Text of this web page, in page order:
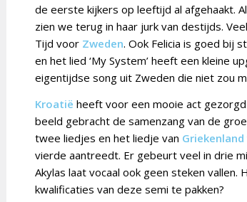
de eerste kijkers op leeftijd al afgehaakt.
zien we terug in haar jurk van destijds.
Tijd voor Zweden. Ook Felicia is goed bij
en het lied ‘My System’ heeft een kleine
eigentijdse song uit Zweden die niet zou
Kroatië heeft voor een mooie act
beeld gebracht de samenzang van de
twee liedjes en het liedje van Griekenland
vierde aantreedt. Er gebeurt veel in drie
Akylas laat vocaal ook geen steken
kwalificaties van deze semi te pakken?